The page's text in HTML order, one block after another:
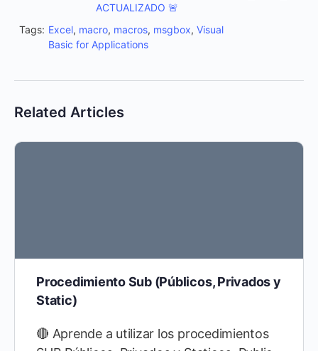
ACTUALIZADO 🚨
Tags: Excel, macro, macros, msgbox, Visual
Basic for Applications
Related Articles
Procedimiento Sub (Públicos, Privados y
Static)
🔴 Aprende a utilizar los procedimientos